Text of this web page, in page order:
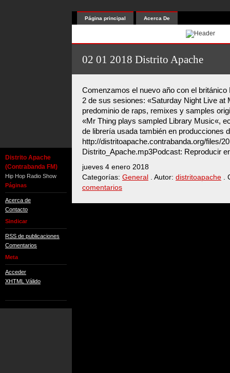
Distrito Apache
(Contrabanda FM)
Hip Hop Radio Show
Páginas
Acerca de
Contacto
Sindicar
RSS de publicaciones
Comentarios
Meta
Acceder
XHTML Válido
Página principal Acerca De
02 01 2018 Distrito Apache
Comenzamos el nuevo año con el
2 de sus sesiones: «Saturday Night Live at
predominio de raps, remixes y samples
«Mr Thing plays sampled Library Music«,
de librería usada también en producciones
http://distritoapache.contrabanda.org/files/
Distrito_Apache.mp3Podcast: Reproducir
jueves 4 enero 2018
Categorías: General . Autor: distritoapache .
comentarios